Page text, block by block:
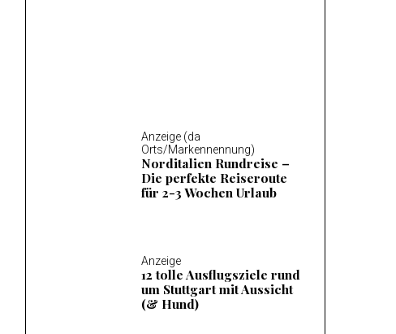
Anzeige (da
Orts/Markennennung)
Norditalien Rundreise –
Die perfekte Reiseroute
für 2-3 Wochen Urlaub
Anzeige
12 tolle Ausflugsziele rund
um Stuttgart mit Aussicht
(& Hund)